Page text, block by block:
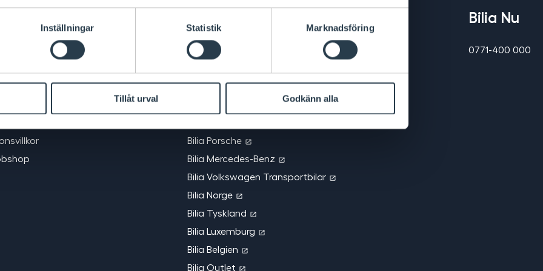
Inställningar Statistik Marknadsföring
Tillåt urval Godkänn alla
Bilia AB - Investor relations
Bilia BMW & MINI
Bilia Porsche
Bilia Mercedes-Benz
Bilia Volkswagen Transportbilar
Bilia Norge
Bilia Tyskland
Bilia Luxemburg
Bilia Belgien
Bilia Outlet
Bilia Nu
0771-400 000